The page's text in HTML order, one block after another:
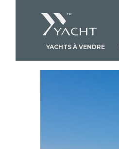
YACHTS À VENDRE